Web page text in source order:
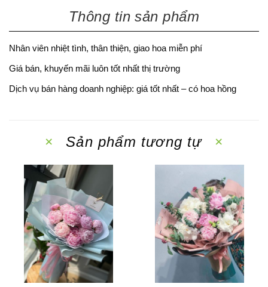
Thông tin sản phẩm
Nhân viên nhiệt tình, thân thiện, giao hoa miễn phí
Giá bán, khuyến mãi luôn tốt nhất thị trường
Dịch vụ bán hàng doanh nghiệp: giá tốt nhất – có hoa hồng
Sản phẩm tương tự